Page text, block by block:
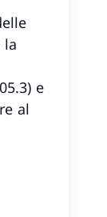
la
e
al